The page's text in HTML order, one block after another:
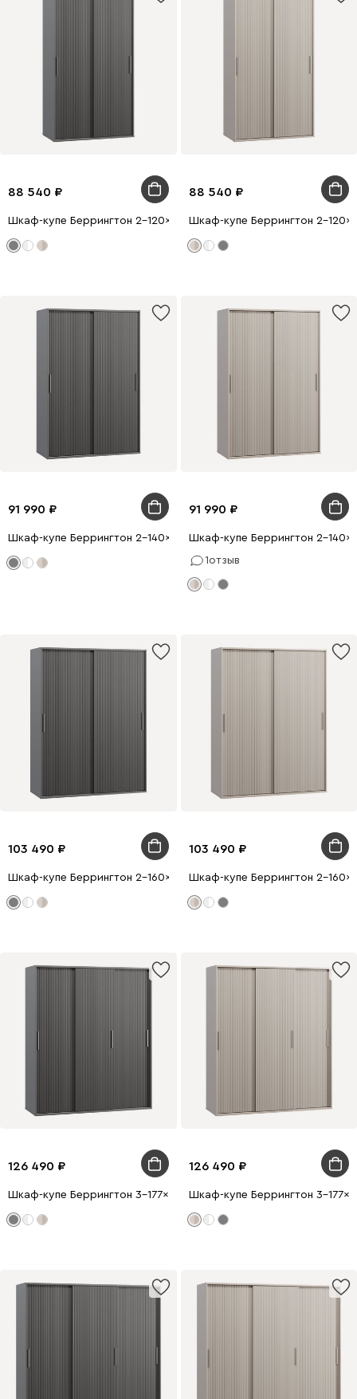
88 540
Шкаф-купе Беррингтон 2-120x210 Графитовый
88 540
Шкаф-купе Беррингтон 2-
91 990
Шкаф-купе Беррингтон 2-140x210 Графитовый
91 990
Шкаф-купе Беррингтон 2-
1отзыв
103 490
Шкаф-купе Беррингтон 2-160x210 Графитовый
103 490
Шкаф-купе Беррингтон 2-
126 490
Шкаф-купе Беррингтон 3-177x210 Графитовый
126 490
Шкаф-купе Беррингтон 3-